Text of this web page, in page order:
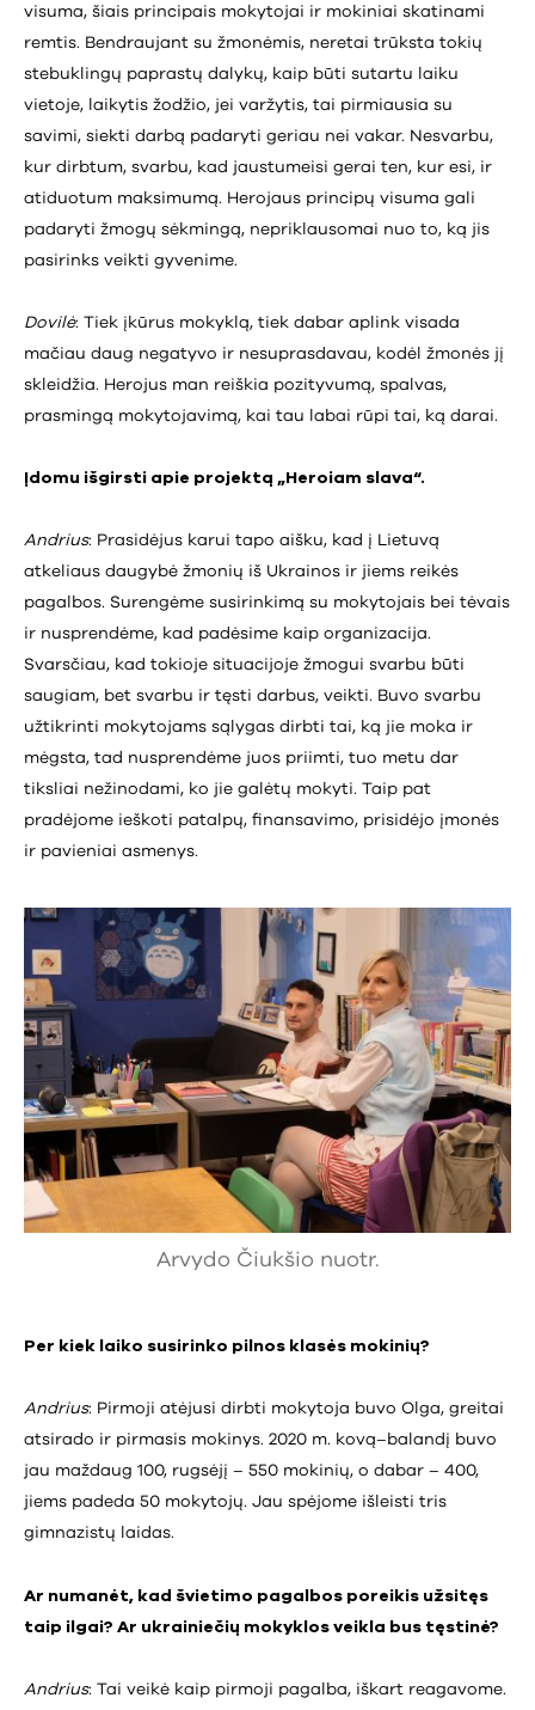
visuma, šiais principais mokytojai ir mokiniai skatinami
remtis. Bendraujant su žmonėmis, neretai trūksta tokių
stebuklingų paprastų dalykų, kaip būti sutartu laiku
vietoje, laikytis žodžio, jei varžytis, tai pirmiausia su
savimi, siekti darbą padaryti geriau nei vakar. Nesvarbu,
kur dirbtum, svarbu, kad jaustumeisi gerai ten, kur esi, ir
atiduotum maksimumą. Herojaus principų visuma gali
padaryti žmogų sėkmingą, nepriklausomai nuo to, ką jis
pasirinks veikti gyvenime.
Dovilė: Tiek įkūrus mokyklą, tiek dabar aplink visada
mačiau daug negatyvo ir nesuprasdavau, kodėl žmonės jį
skleidžia. Herojus man reiškia pozityvumą, spalvas,
prasmingą mokytojavimą, kai tau labai rūpi tai, ką darai.
Įdomu išgirsti apie projektą „Heroiam slava“.
Andrius: Prasidėjus karui tapo aišku, kad į Lietuvą
atkeliaus daugybė žmonių iš Ukrainos ir jiems reikės
pagalbos. Surengėme susirinkimą su mokytojais bei tėvais
ir nusprendėme, kad padėsime kaip organizacija.
Svarsčiau, kad tokioje situacijoje žmogui svarbu būti
saugiam, bet svarbu ir tęsti darbus, veikti. Buvo svarbu
užtikrinti mokytojams sąlygas dirbti tai, ką jie moka ir
mėgsta, tad nusprendėme juos priimti, tuo metu dar
tiksliai nežinodami, ko jie galėtų mokyti. Taip pat
pradėjome ieškoti patalpų, finansavimo, prisidėjo įmonės
ir pavieniai asmenys.
Arvydo Čiukšio nuotr.
Per kiek laiko susirinko pilnos klasės mokinių?
Andrius: Pirmoji atėjusi dirbti mokytoja buvo Olga, greitai
atsirado ir pirmasis mokinys. 2020 m. kovą–balandį buvo
jau maždaug 100, rugsėjį – 550 mokinių, o dabar – 400,
jiems padeda 50 mokytojų. Jau spėjome išleisti tris
gimnazistų laidas.
Ar numanėt, kad švietimo pagalbos poreikis užsitęs
taip ilgai? Ar ukrainiečių mokyklos veikla bus tęstinė?
Andrius: Tai veikė kaip pirmoji pagalba, iškart reagavome.